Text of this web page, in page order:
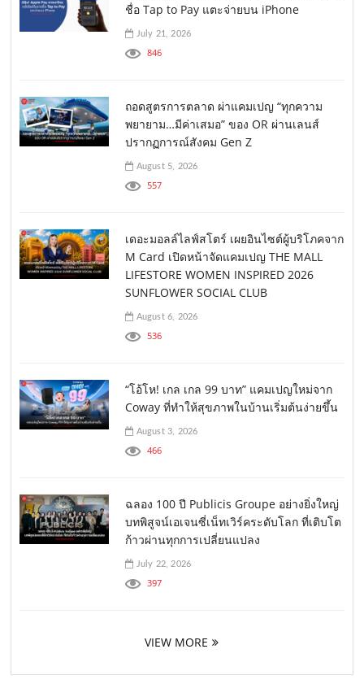
ชื่อ Tap to Pay แตะจ่ายบน iPhone
July 21, 2026
846
ถอดสูตรการตลาด ผ่าแคมเปญ “ทุกความ
พยายาม…มีค่าเสมอ” ของ OR ผ่านเลนส์
ปรากฏการณ์สังคม Gen Z
August 5, 2026
557
เดอะมอลล์ไลฟ์สโตร์ เผยอินไซต์ผู้บริโภคจาก
M Card เปิดหน้าจัดแคมเปญ THE MALL
LIFESTORE WOMEN INSPIRED 2026
SUNFLOWER SOCIAL CLUB
August 6, 2026
536
“โอ้โห! เกล เกล 99 บาท” แคมเปญใหม่จาก
Coway ที่ทำให้สุขภาพในบ้านเริ่มต้นง่ายขึ้น
August 3, 2026
466
ฉลอง 100 ปี Publicis Groupe อย่างยิ่งใหญ่
บทพิสูจน์เอเจนซี่เน็ทเวิร์คระดับโลก ที่เติบโต
ก้าวผ่านทุกการเปลี่ยนแปลง
July 22, 2026
397
VIEW MORE